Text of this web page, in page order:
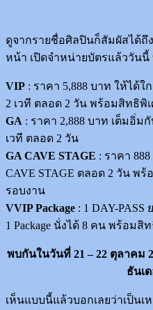
ดูจากรายชื่อศิลปินก็สัมผัสได้
หน้า เปิดจำหน่ายบัตรแล้ววันนี้
VIP : ราคา 5,888 บาท ให้ได้
2 เวที ตลอด 2 วัน พร้อมสิทธิพิ
GA : ราคา 2,888 บาท เต็มอิ่ม
เวที ตลอด 2 วัน
GA CAVE STAGE : ราคา
CAVE STAGE ตลอด 2 วัน พ
รอบงาน
VVIP Package : 1 DAY-
1 Package นั่งได้ 8 คน พร้อม
พบกันในวันที่ 21 – 22 ตุลาคม
ธันเ
เห็นแบบนี้แล้วบอกเลยว่าเป็น